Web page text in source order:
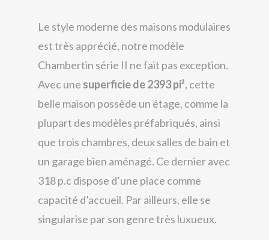
Le style moderne des maisons modulaires
est très apprécié, notre modèle
Chambertin série II ne fait pas exception.
Avec une superficie de 2393 pi², cette
belle maison possède un étage, comme la
plupart des modèles préfabriqués, ainsi
quetrois chambres, deux salles de bain et
un garage bien aménagé. Ce dernier avec
318 p.c dispose d’une place comme
capacité d’accueil. Par ailleurs, elle se
singularise par son genre très luxueux.